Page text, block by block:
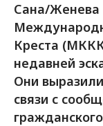
Сана/Женева
Креста
недавней
Они
связи с